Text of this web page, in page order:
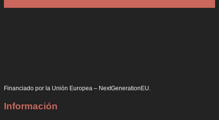
Financiado por la Unión Europea – NextGenerationEU.
Información